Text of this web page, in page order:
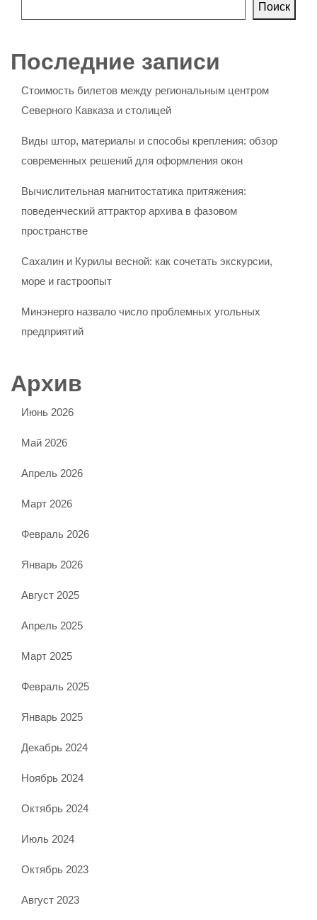
Поиск
Последние записи
Стоимость билетов между региональным центром
Северного Кавказа и столицей
Виды штор, материалы и способы крепления: обзор
современных решений для оформления окон
Вычислительная магнитостатика притяжения:
поведенческий аттрактор архива в фазовом
пространстве
Сахалин и Курилы весной: как сочетать экскурсии,
море и гастроопыт
Минэнерго назвало число проблемных угольных
предприятий
Архив
Июнь 2026
Май 2026
Апрель 2026
Март 2026
Февраль 2026
Январь 2026
Август 2025
Апрель 2025
Март 2025
Февраль 2025
Январь 2025
Декабрь 2024
Ноябрь 2024
Октябрь 2024
Июль 2024
Октябрь 2023
Август 2023